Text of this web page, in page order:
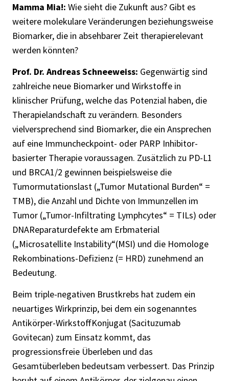
Mamma Mia!: Wie sieht die Zukunft aus? Gibt es
weitere molekulare Veränderungen beziehungsweise
Biomarker, die in absehbarer Zeit therapierelevant
werden könnten?
Prof. Dr. Andreas Schneeweiss: Gegenwärtig sind
zahlreiche neue Biomarker und Wirkstoffe in
klinischer Prüfung, welche das Potenzial haben, die
Therapielandschaft zu verändern. Besonders
vielversprechend sind Biomarker, die ein Ansprechen
auf eine Immuncheckpoint- oder PARP Inhibitor-
basierter Therapie voraussagen. Zusätzlich zu PD-L1
und BRCA1/2 gewinnen beispielsweise die
Tumormutationslast („Tumor Mutational Burden“ =
TMB), die Anzahl und Dichte von Immunzellen im
Tumor („Tumor-Infiltrating Lymphcytes“ = TILs) oder
DNAReparaturdefekte am Erbmaterial
(„Microsatellite Instability“(MSI) und die Homologe
Rekombinations-Defizienz (= HRD) zunehmend an
Bedeutung.
Beim triple-negativen Brustkrebs hat zudem ein
neuartiges Wirkprinzip, bei dem ein sogenanntes
Antikörper-WirkstoffKonjugat (Sacituzumab
Govitecan) zum Einsatz kommt, das
progressionsfreie Überleben und das
Gesamtüberleben bedeutsam verbessert. Das Prinzip